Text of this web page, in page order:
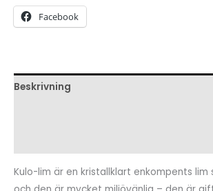
Facebook
Beskrivning
Kulo-lim är en kristallklart enkompents lim